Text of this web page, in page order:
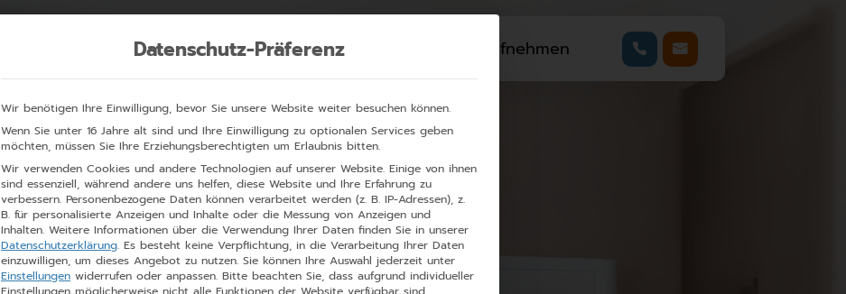
Leistungen Über uns Produkte Kontakt aufnehmen
Datenschutz-Präferenz
Wir benötigen Ihre Einwilligung, bevor Sie unsere Website weiter besuchen können.
Wenn Sie unter 16 Jahre alt sind und Ihre Einwilligung zu optionalen Services geben
möchten, müssen Sie Ihre Erziehungsberechtigten um Erlaubnis bitten.
Wir verwenden Cookies und andere Technologien auf unserer Website. Einige von ihnen
sind essenziell, während andere uns helfen, diese Website und Ihre Erfahrung zu
verbessern. Personenbezogene Daten können verarbeitet werden (z. B. IP-Adressen), z.
B. für personalisierte Anzeigen und Inhalte oder die Messung von Anzeigen und
Inhalten. Weitere Informationen über die Verwendung Ihrer Daten finden Sie in unserer
Datenschutzerklärung. Es besteht keine Verpflichtung, in die Verarbeitung Ihrer Daten
einzuwilligen, um dieses Angebot zu nutzen. Sie können Ihre Auswahl jederzeit unter
Einstellungen widerrufen oder anpassen. Bitte beachten Sie, dass aufgrund individueller